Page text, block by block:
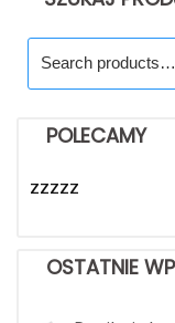
for:
POLECAMY
zzzzz
OSTATNIE